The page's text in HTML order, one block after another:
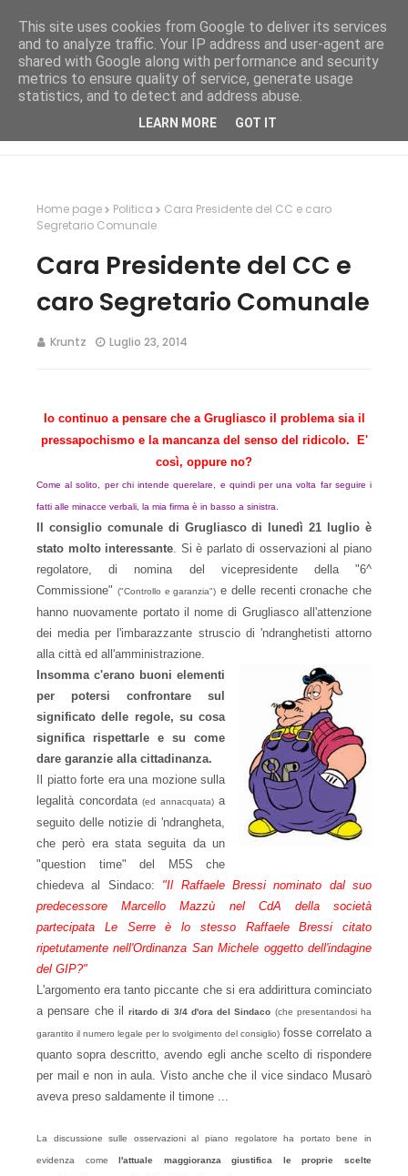
Home page Politica
Cara Presidente del CC e caro
Segretario Comunale
Cara Presidente del CC e
caro Segretario Comunale
Kruntz Luglio 23, 2014
Io continuo a pensare che a Grugliasco il problema sia il
pressapochismo e la mancanza del senso del ridicolo. E'
così, oppure no?
Come al solito, per chi intende querelare, e quindi per una volta far seguire i
fatti alle minacce verbali, la mia firma è in basso a sinistra.
Il consiglio comunale di Grugliasco di lunedì 21 luglio è
stato molto interessante. Si è parlato di osservazioni al piano
regolatore, di nomina del vicepresidente della "6^
Commissione" ("Controllo e garanzia") e delle recenti cronache che
hanno nuovamente portato il nome di Grugliasco all'attenzione
dei media per l'imbarazzante struscio di 'ndranghetisti attorno
alla città ed all'amministrazione.
Insomma c'erano buoni elementi
per potersi confrontare sul
significato delle regole, su cosa
significa rispettarle e su come
dare garanzie alla cittadinanza.
Il piatto forte era una mozione sulla
legalità concordata (ed annacquata)a
seguito delle notizie di 'ndrangheta,
che però era stata seguita da un
"question time" del M5S che
chiedeva al Sindaco: "Il Raffaele Bressi nominato dal suo
predecessore Marcello Mazzù nel CdA della società
partecipata Le Serre è lo stesso Raffaele Bressi citato
ripetutamente nell'Ordinanza San Michele oggetto dell'indagine
del GIP?"
L'argomento era tanto piccante che si era addirittura cominciato
a pensare che il
ritardo di 3/4 d'ora del Sindaco (che presentandosi ha
garantito il numero legale per lo svolgimento del consiglio) fosse correlato a
quanto sopra descritto, avendo egli anche scelto di rispondere
per mail e non in aula. Visto anche che il vice sindaco Musarò
aveva preso saldamente il timone ...
La discussione sulle osservazioni al piano regolatore ha portato bene in
evidenza comel'attuale maggioranza giustifica le proprie scelte
This site uses cookies from Google to deliver its services
and to analyze traffic. Your IP address and user-agent are
shared with Google along with performance and security
metrics to ensure quality of service, generate usage
statistics, and to detect and address abuse.
LEARN MORE GOT IT